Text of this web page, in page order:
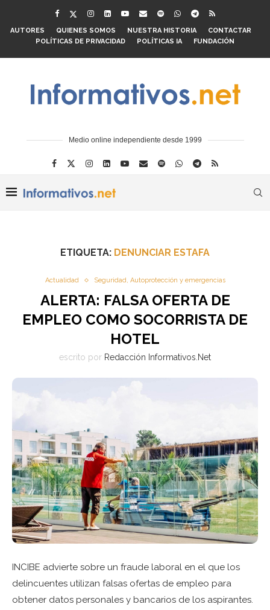
AUTORES QUIENES SOMOS NUESTRA HISTORIA
CONTACTAR
POLÍTICAS DE PRIVACIDAD
POLÍTICAS IA FUNDACIÓN
Medio online independiente desde 1999
ETIQUETA: DENUNCIAR ESTAFA
Actualidad Seguridad, Autoprotección y emergencias
ALERTA: FALSA OFERTA DE
EMPLEO COMO SOCORRISTA DE
HOTEL
escrito por Redacción Informativos.Net
INCIBE advierte sobre un fraude laboral en el que los
delincuentes utilizan falsas ofertas de empleo para
obtener datos personales y bancarios de los aspirantes.